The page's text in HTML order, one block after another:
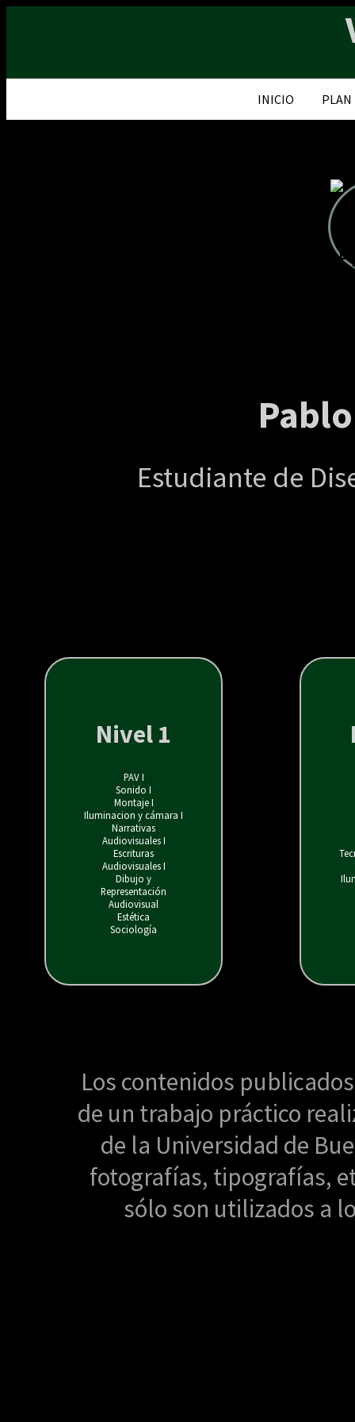
INICIO PLAN
Estudiante de
Nivel 1
PAV I
Sonido I
Montaje I
Iluminacion y cámara I
Narrativas
Audiovisuales I
Escrituras
Audiovisuales I
Dibujo y
Representación
Audiovisual
Estética
Sociología
Los contenidos
de un trabajo práctico
de la Universidad de
fotografías, tipografías,
sólo son utilizados a